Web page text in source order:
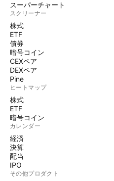
スーパーチャート
スクリーナー
株式
ETF
債券
暗号コイン
CEXペア
DEXペア
Pine
ヒートマップ
株式
ETF
暗号コイン
カレンダー
経済
決算
配当
IPO
その他プロダクト